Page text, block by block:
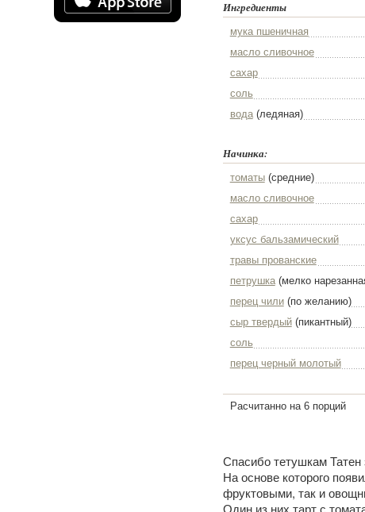
Ингредиенты
мука пшеничная
масло сливочное
сахар
соль
вода(ледяная)
Начинка:
томаты(средние)
масло сливочное
сахар
уксус бальзамический
травы прованские
петрушка(мелко
перец чили(по желанию)
сыр твердый(пикантный)
соль
перец черный молотый
Расчитанно на 6 порций
Спасибо тетушкам
На основе которого
фруктовыми, так и
Один из них тарт с